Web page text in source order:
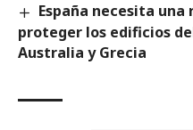
España necesita
proteger los edificios
Australia y Grecia